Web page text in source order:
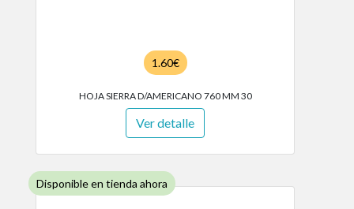
1.60€
HOJA SIERRA D/AMERICANO 760 MM 30
Ver detalle
Disponible en tienda ahora